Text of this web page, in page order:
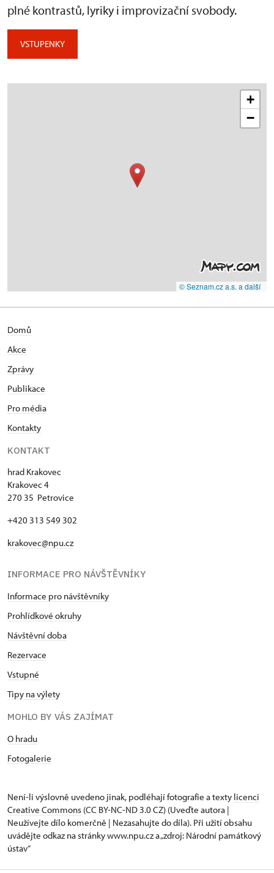
plné kontrastů, lyriky i improvizační svobody.
VSTUPENKY
+
−
© Seznam.cz a.s. a další
Domů
Akce
Zprávy
Publikace
Pro média
Kontakty
KONTAKT
hrad Krakovec
Krakovec 4
270 35 Petrovice
+420 313 549 302
krakovec@npu.cz
INFORMACE PRO NÁVŠTĚVNÍKY
Informace pro návštěvníky
Prohlídkové okruhy
Návštěvní doba
Rezervace
Vstupné
Tipy na výlety
MOHLO BY VÁS ZAJÍMAT
O hradu
Fotogalerie
Není-li výslovně uvedeno jinak, podléhají fotografie a texty licenci
Creative Commons (CC BY-NC-ND 3.0 CZ) (Uveďte autora |
Neužívejte dílo komerčně | Nezasahujte do díla). Při užití obsahu
uvádějte odkaz na stránky www.npu.cz a „zdroj: Národní památkový
ústav“